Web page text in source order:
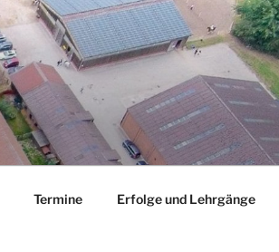
Termine Erfolge und Lehrgänge